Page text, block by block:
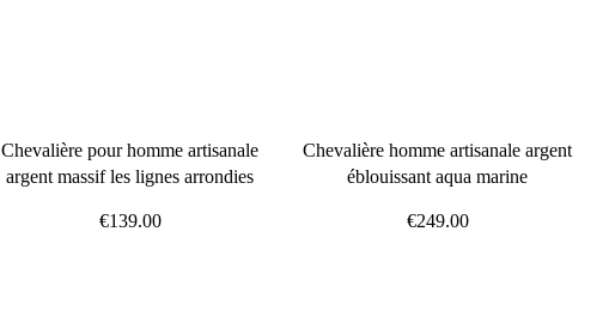
Chevalière pour homme artisanale
argent massif les lignes arrondies
€139.00
Chevalière homme artisanale argent
éblouissant aqua marine
€249.00